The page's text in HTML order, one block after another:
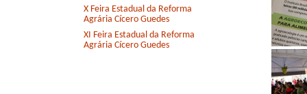
X Feira Estadual da Reforma
Agrária Cícero Guedes
XI Feira Estadual da Reforma
Agrária Cícero Guedes